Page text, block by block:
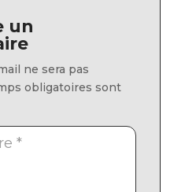
un
ne sera pas
obligatoires sont